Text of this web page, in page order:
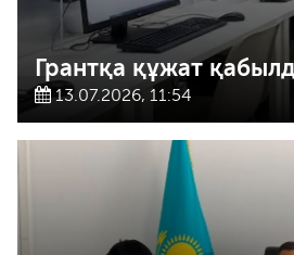
Грантқа құжат
13.07.2026, 11:54